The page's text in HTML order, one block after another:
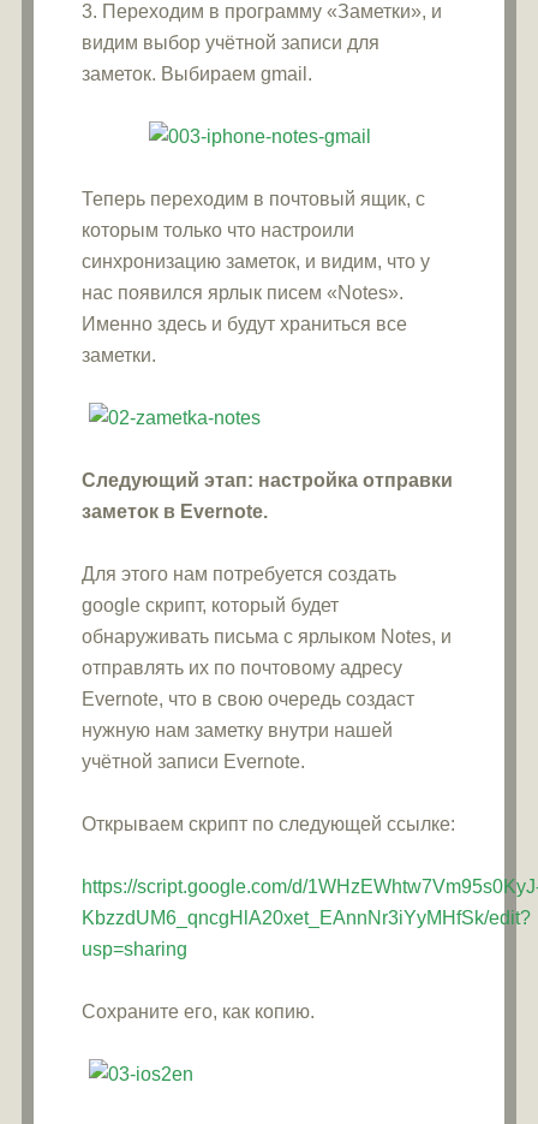
3. Переходим в программу «Заметки», и
видим выбор учётной записи для
заметок. Выбираем gmail.
Теперь переходим в почтовый ящик, с
которым только что настроили
синхронизацию заметок, и видим, что у
нас появился ярлык писем «Notes».
Именно здесь и будут храниться все
заметки.
Следующий этап: настройка отправки
заметок в Evernote.
Для этого нам потребуется создать
google скрипт, который будет
обнаруживать письма с ярлыком Notes, и
отправлять их по почтовому адресу
Evernote, что в свою очередь создаст
нужную нам заметку внутри нашей
учётной записи Evernote.
Открываем скрипт по следующей ссылке:
https://script.google.com/d/
KbzzdUM6_qncgHlA20xet_EAnnNr3iYyMHfSk/edit?
usp=sharing
Сохраните его, как копию.